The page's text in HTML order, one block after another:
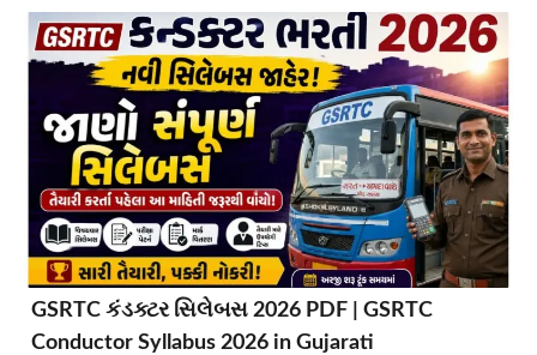
GSRTC કંડક્ટર સિલેબસ 2026 PDF | GSRTC
Conductor Syllabus 2026 in Gujarati